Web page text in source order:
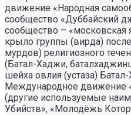
движение «Народная
сообщество «Дуббайский
сообщество –
крыло группы (вирда)
мурдов) религиозного
(Батал-Хаджи,
шейха овлия (устаза)
Международное движение
(другие используемые
Убийств», «Молодёжь